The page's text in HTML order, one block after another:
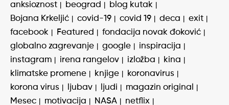
anksioznost beograd
blog kutak
Bojana Krkeljić
covid-19 covid 19 deca
exit
facebook
Featured
fondacija novak đoković
globalno zagrevanje
google
inspiracija
instagram
irena rangelov izložba
kina
klimatske promene
knjige
koronavirus
korona virus
ljubav ljudi
magazin original
Mesec
motivacija NASA
netflix